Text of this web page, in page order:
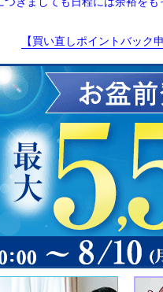
【買い直しポイントバック